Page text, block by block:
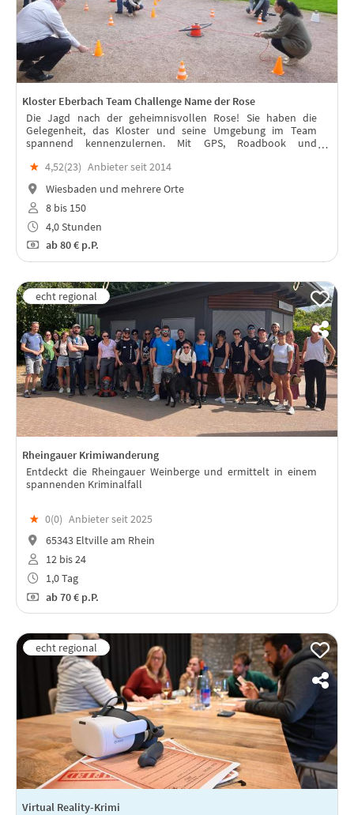
Kloster Eberbach Team Challenge Name der Rose
Die Jagd nach der geheimnisvollen Rose! Sie haben die
Gelegenheit, das Kloster und seine Umgebung im Team
spannend kennenzulernen. Mit GPS, Roadbook und
Orientierungstour im Kloster...
★ 4,52(23) Anbieter seit 2014
Wiesbaden und mehrere Orte
8 bis 150
4,0 Stunden
ab80 € p.P.
Rheingauer Krimiwanderung
Entdeckt die Rheingauer Weinberge und ermittelt in einem
spannenden Kriminalfall
★ 0(0) Anbieter seit 2025
65343 Eltville am Rhein
12 bis 24
1,0 Tag
ab70 € p.P.
Virtual Reality-Krimi